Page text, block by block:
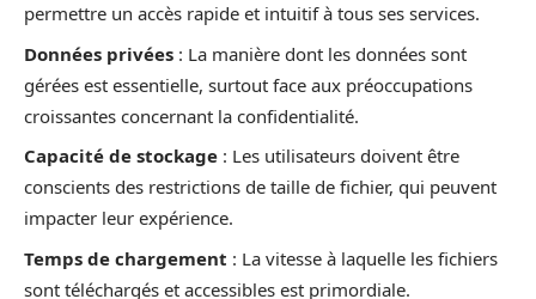
permettre un accès rapide et intuitif à tous ses services.
Données privées : La manière dont les données sont
gérées est essentielle, surtout face aux préoccupations
croissantes concernant la confidentialité.
Capacité de stockage : Les utilisateurs doivent être
conscients des restrictions de taille de fichier, qui peuvent
impacter leur expérience.
Temps de chargement : La vitesse à laquelle les fichiers
sont téléchargés et accessibles est primordiale.